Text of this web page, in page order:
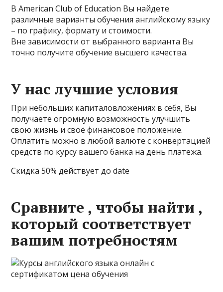
В American Club of Education Вы найдете
различные варианты обучения английскому языку
– по графику, формату и стоимости.
Вне зависимости от выбранного варианта Вы
точно получите обучение высшего качества.
У нас лучшие условия
При небольших капиталовложениях в себя, Вы
получаете огромную возможность улучшить
свою жизнь и своё финансовое положение.
Оплатить можно в любой валюте с конвертацией
средств по курсу вашего банка на день платежа.
Скидка 50% действует до date
Сравните , чтобы найти ,
который соответствует
вашим потребностям